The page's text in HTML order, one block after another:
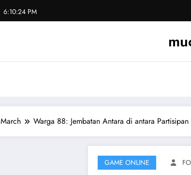
6:10:25 PM
March Warga 88: Jembatan Antara di antara
GAME ONLINE